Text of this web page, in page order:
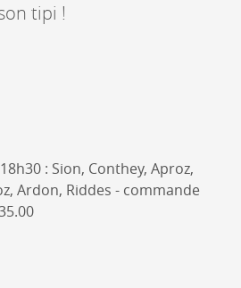
tipi !
: Sion, Conthey, Aproz,
Ardon, Riddes - commande